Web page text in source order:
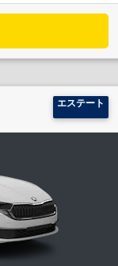
エステート